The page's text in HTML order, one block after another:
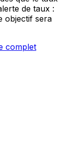
de taux :
objectif sera
complet